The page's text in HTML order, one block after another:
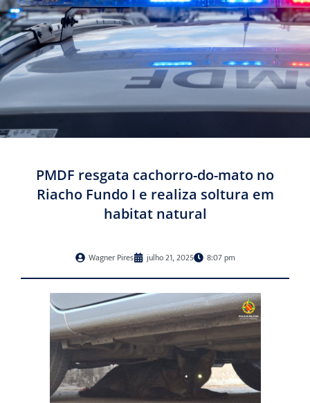
PMDF resgata cachorro-do-mato no
Riacho Fundo I e realiza soltura em
habitat natural
Wagner Pires julho 21, 2025 8:07 pm